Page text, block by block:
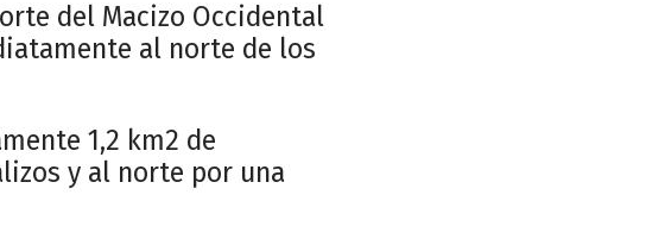
del Macizo Occidental
al norte de los
1,2 km2 de
y al norte por una